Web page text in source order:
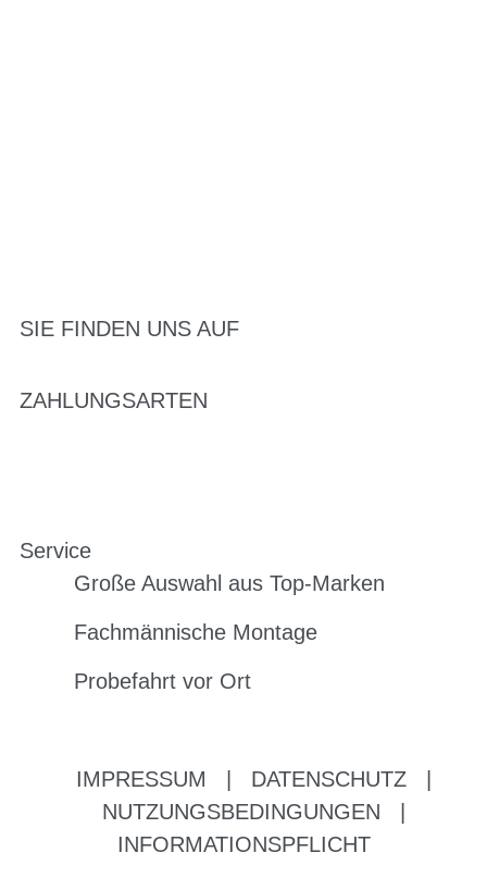
SIE FINDEN UNS AUF
ZAHLUNGSARTEN
Service
Große Auswahl aus Top-Marken
Fachmännische Montage
Probefahrt vor Ort
IMPRESSUM DATENSCHUTZ
NUTZUNGSBEDINGUNGEN
INFORMATIONSPFLICHT